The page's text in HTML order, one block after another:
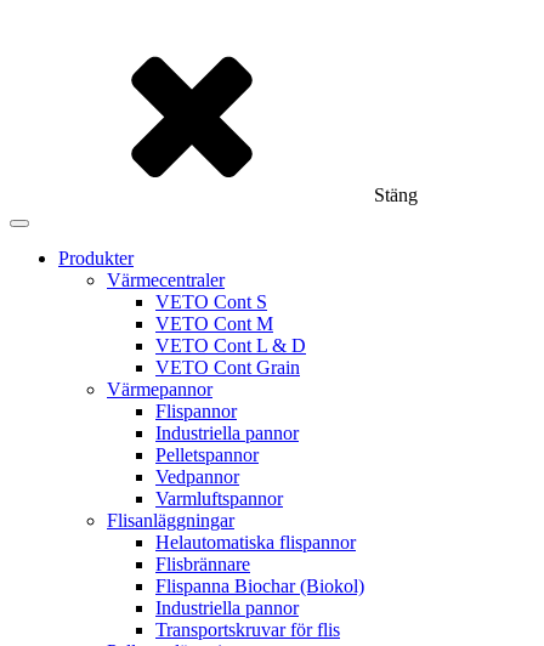
Stäng
Produkter
Värmecentraler
VETO Cont S
VETO Cont M
VETO Cont L & D
VETO Cont Grain
Värmepannor
Flispannor
Industriella pannor
Pelletspannor
Vedpannor
Varmluftspannor
Flisanläggningar
Helautomatiska flispannor
Flisbrännare
Flispanna Biochar (Biokol)
Industriella pannor
Transportskruvar för flis